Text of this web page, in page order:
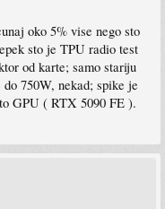
oko 5% vise nego sto
sto je TPU radio test
od karte; samo stariju
750W, nekad; spike je
GPU ( RTX 5090 FE ).